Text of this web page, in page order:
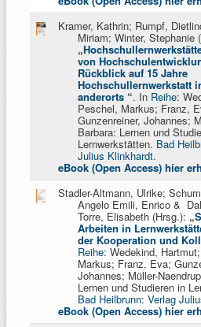
Kramer, Kathrin; Rumpf,
Miriam; Winter, Stephanie
„
von
Rückblick auf 15 Jahre
Hochschullernwerkstatt
anderorts “. In Reihe:
Peschel, Markus; Franz,
Gunzenreiner, Johannes;
Barbara: Lernen und
Lernwerkstätten. Bad
Julius Klinkhardt.
eBook (Open Access) hier
Stadler-Altmann, Ulrike;
Angelo Emili, Enrico &
Torre, Elisabeth (Hrsg.): „
Arbeiten in
der Kooperation und
Reihe: Wedekind,
Markus; Franz, Eva;
Johannes; Müller-
Lernen und Studieren in
Bad Heilbrunn: Verlag
eBook (Open Access) hier